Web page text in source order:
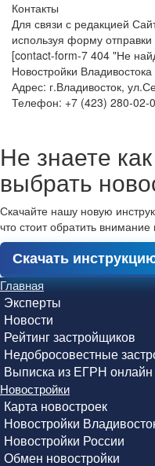
Контакты
Для связи с редакцией
используя форму
[contact-form-7 404 "Не
Новостройки Владивостока
Адрес: г.Владивосток,
Телефон: +7 (423) 280-02-
Не знаете
выбрать
Скачайте нашу новую
что стоит обратить
Скачать
Главная
Эксперты
Новости
Рейтинг застройщиков
Недобросовестные
Выписка из ЕГРН онлайн
Новостройки
Карта новостроек
Новостройки
Новостройки России
Обмен новостройки